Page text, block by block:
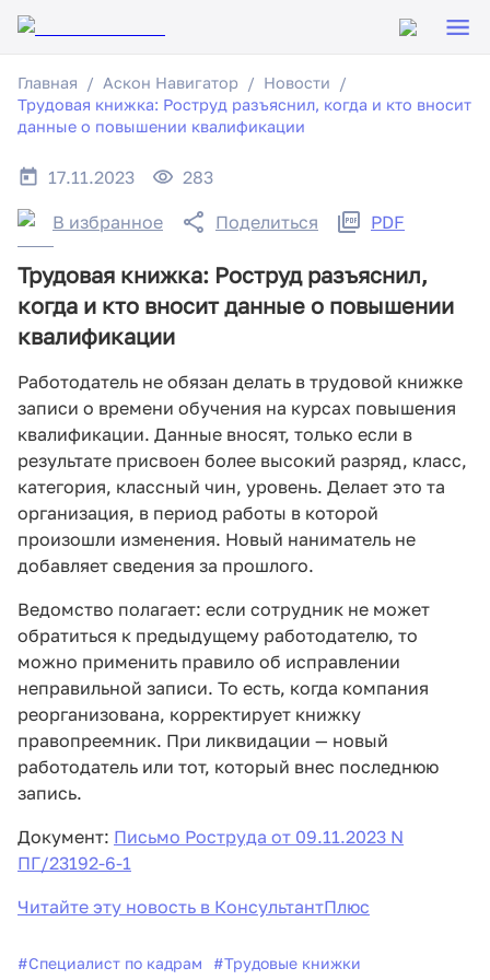
Главная Аскон Навигатор
Новости
Трудовая книжка: Роструд разъяснил, когда и кто вносит
данные о повышении квалификации
17.11.2023 283
В избранное Поделиться PDF
Трудовая книжка: Роструд разъяснил,
когда и кто вносит данные о повышении
квалификации
Работодатель не обязан делать в трудовой книжке
записи о времени обучения на курсах повышения
квалификации. Данные вносят, только если в
результате присвоен более высокий разряд, класс,
категория, классный чин, уровень. Делает это та
организация, в период работы в которой
произошли изменения. Новый наниматель не
добавляет сведения за прошлого.
Ведомство полагает: если сотрудник не может
обратиться к предыдущему работодателю, то
можно применить правило об исправлении
неправильной записи. То есть, когда компания
реорганизована, корректирует книжку
правопреемник. При ликвидации — новый
работодатель или тот, который внес последнюю
запись.
Документ: Письмо Роструда от 09.11.2023 N
ПГ/23192-6-1
Читайте эту новость в КонсультантПлюс
#Специалист по кадрам #Трудовые книжки